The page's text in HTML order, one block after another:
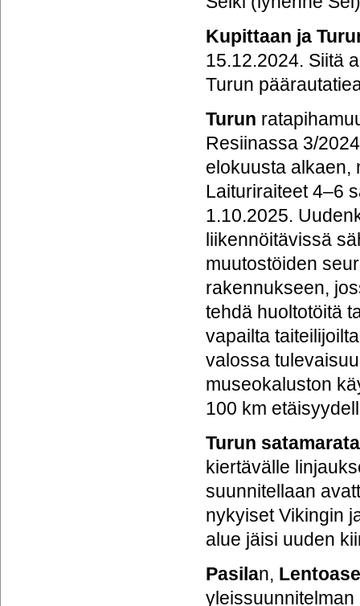
Kupittaan ja
15.12.2024. Siitä
Turun
Turun
Resiinassa 3/
elokuusta alkaen,
Laituriraiteet 4–6
1.10.2025.
liikennöitävissä
muutostöiden
rakennukseen,
tehdä huoltotöitä
vapailta
valossa
museokaluston
100 km
Turun satamarata
kiertävälle
suunnitellaan
nykyiset Vikingin
alue jäisi uuden
Pasilan,